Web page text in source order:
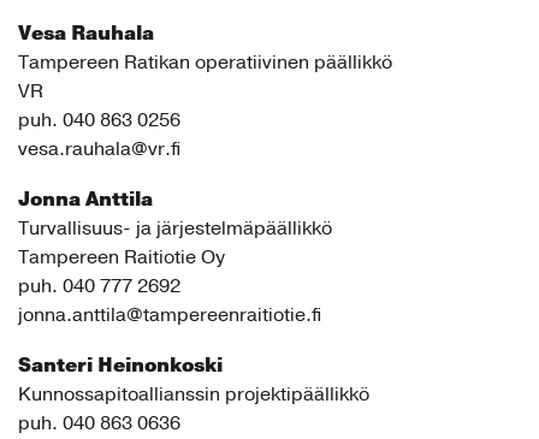
Vesa Rauhala
Tampereen Ratikan operatiivinen päällikkö
VR
puh. 040 863 0256
vesa.rauhala@vr.fi
Jonna Anttila
Turvallisuus- ja järjestelmäpäällikkö
Tampereen Raitiotie Oy
puh. 040 777 2692
jonna.anttila@tampereenraitiotie.fi
Santeri Heinonkoski
Kunnossapitoallianssin projektipäällikkö
puh. 040 863 0636